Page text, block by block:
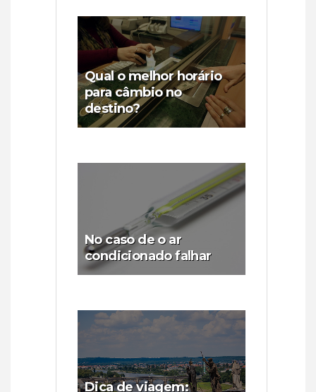
Qual o melhor horário
para câmbio no
destino?
No caso de o ar
condicionado falhar
Dica de viagem: